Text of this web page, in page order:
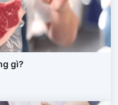
gì?